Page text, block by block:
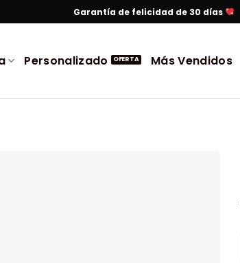
Garantía de felicidad de 30 días
Personalizado Más Vendidos